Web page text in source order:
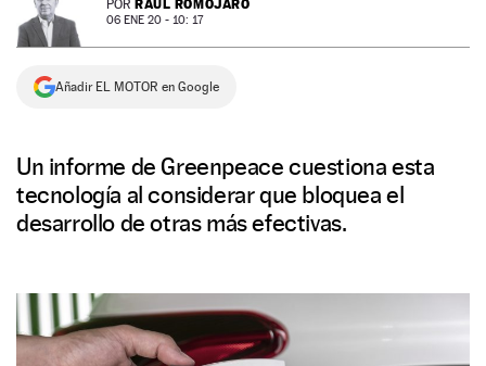
NEWSLETTER
SÍGUENOS
POR RAÚL ROMOJARO
06 ENE 20 - 10: 17
Añadir EL MOTOR en Google
Un informe de Greenpeace cuestiona esta
tecnología al considerar que bloquea el
desarrollo de otras más efectivas.